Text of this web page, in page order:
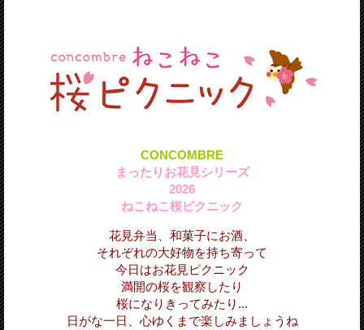
CONCOMBRE
まったりお花見シリーズ
2026
ねこねこ桜ピクニック
花見弁当、和菓子にお酒、
それぞれの大好物を持ち寄って
今日はお花見ピクニック
満開の桜を観察したり
桜になりきってみたり...
日がな一日、心ゆくまで楽しみましょうね